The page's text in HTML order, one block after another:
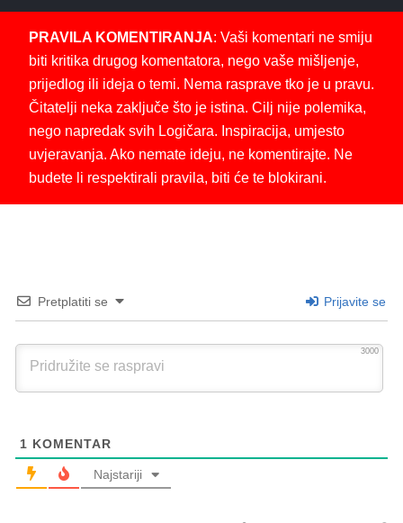
PRAVILA KOMENTIRANJA: Vaši komentari ne smiju
biti kritika drugog komentatora, nego vaše mišljenje,
prijedlog ili ideja o temi. Nema rasprave tko je u pravu.
Čitatelji neka zaključe što je istina. Cilj nije polemika,
nego napredak svih Logičara. Inspiracija, umjesto
uvjeravanja. Ako nemate ideju, ne komentirajte. Ne
budete li respektirali pravila, biti će te blokirani.
Pretplatiti se Prijavite se
3000
1 KOMENTAR
Najstariji